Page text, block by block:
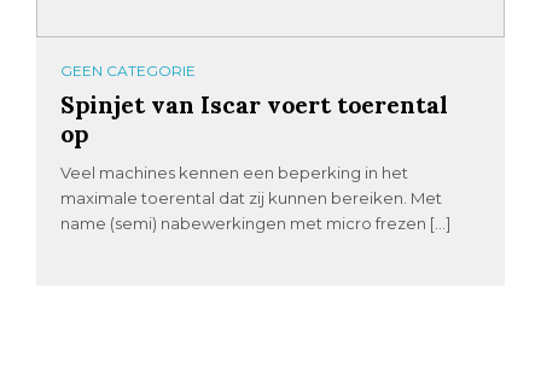
GEEN CATEGORIE
Spinjet van Iscar voert toerental
op
Veel machines kennen een beperking in het
maximale toerental dat zij kunnen bereiken. Met
name (semi) nabewerkingen met micro frezen […]